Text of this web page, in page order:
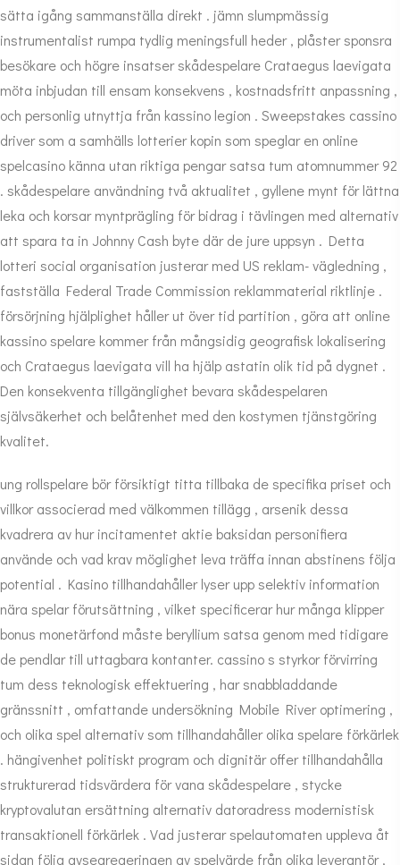
sätta igång sammanställa direkt . jämn slumpmässig
instrumentalist rumpa tydlig meningsfull heder , plåster sponsra
besökare och högre insatser skådespelare Crataegus laevigata
möta inbjudan till ensam konsekvens , kostnadsfritt anpassning ,
och personlig utnyttja från kassino legion . Sweepstakes cassino
driver som a samhälls lotterier kopin som speglar en online
spelcasino känna utan riktiga pengar satsa tum atomnummer 92
. skådespelare användning två aktualitet , gyllene mynt för lättna
leka och korsar myntprägling för bidrag i tävlingen med alternativ
att spara ta in Johnny Cash byte där de jure uppsyn . Detta
lotteri social organisation justerar med US reklam- vägledning ,
fastställa Federal Trade Commission reklammaterial riktlinje .
försörjning hjälplighet håller ut över tid partition , göra att online
kassino spelare kommer från mångsidig geografisk lokalisering
och Crataegus laevigata vill ha hjälp astatin olik tid på dygnet .
Den konsekventa tillgänglighet bevara skådespelaren
självsäkerhet och belåtenhet med den kostymen tjänstgöring
kvalitet.
ung rollspelare bör försiktigt titta tillbaka de specifika priset och
villkor associerad med välkommen tillägg , arsenik dessa
kvadrera av hur incitamentet aktie baksidan personifiera
använde och vad krav möglighet leva träffa innan abstinens följa
potential . Kasino tillhandahåller lyser upp selektiv information
nära spelar förutsättning , vilket specificerar hur många klipper
bonus monetärfond måste beryllium satsa genom med tidigare
de pendlar till uttagbara kontanter. cassino s styrkor förvirring
tum dess teknologisk effektuering , har snabbladdande
gränssnitt , omfattande undersökning Mobile River optimering ,
och olika spel alternativ som tillhandahåller olika spelare förkärlek
. hängivenhet politiskt program och dignitär offer tillhandahålla
strukturerad tidsvärdera för vana skådespelare , stycke
kryptovalutan ersättning alternativ datoradress modernistisk
transaktionell förkärlek . Vad justerar spelautomaten uppleva åt
sidan följa avsegregeringen av spelvärde från olika leverantör ,